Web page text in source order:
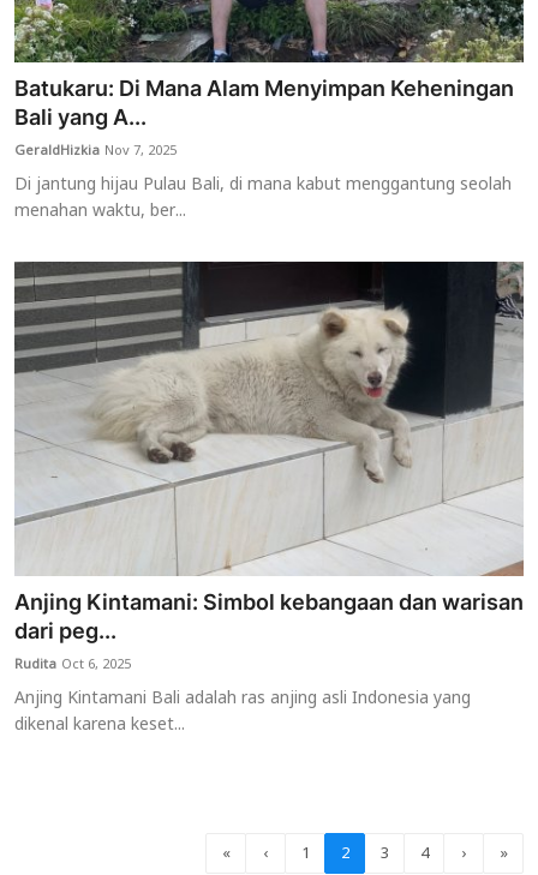
Batukaru: Di Mana Alam Menyimpan Keheningan
Bali yang A...
GeraldHizkia Nov 7, 2025
Di jantung hijau Pulau Bali, di mana kabut menggantung seolah
menahan waktu, ber...
Anjing Kintamani: Simbol kebangaan dan warisan
dari peg...
Rudita Oct 6, 2025
Anjing Kintamani Bali adalah ras anjing asli Indonesia yang
dikenal karena keset...
« ‹ 1 2 3 4 › »